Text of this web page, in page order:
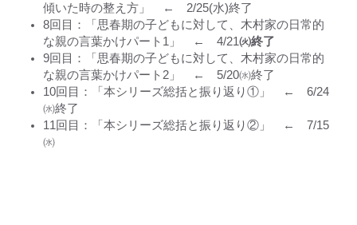
傾いた時の整え方」 ← 2/25(水)終了
8回目：「思春期の子どもに対して、木村家の日常的
な親の言葉かけパート1」 ← 4/21㈫終了
9回目：「思春期の子どもに対して、木村家の日常的
な親の言葉かけパート2」 ← 5/20㈬終了
10回目：「本シリーズ総括と振り返り①」 ← 6/24
㈬終了
11回目
：「本シリーズ総括と振り返り②」 ← 7/15
㈬